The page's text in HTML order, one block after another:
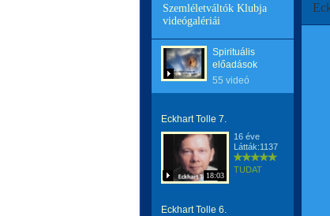
Szemléletváltók Klubja
videógalériái
Spirituális
előadások
55 videó
Eckhart Tolle 7.
18:03
16 éve
Látták:1137
TUDAT
Eckhart Tolle 6.